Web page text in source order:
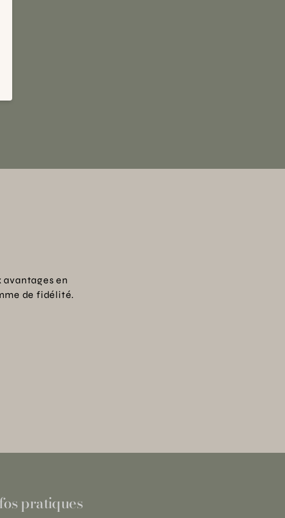
en
de fidélité.
pratiques